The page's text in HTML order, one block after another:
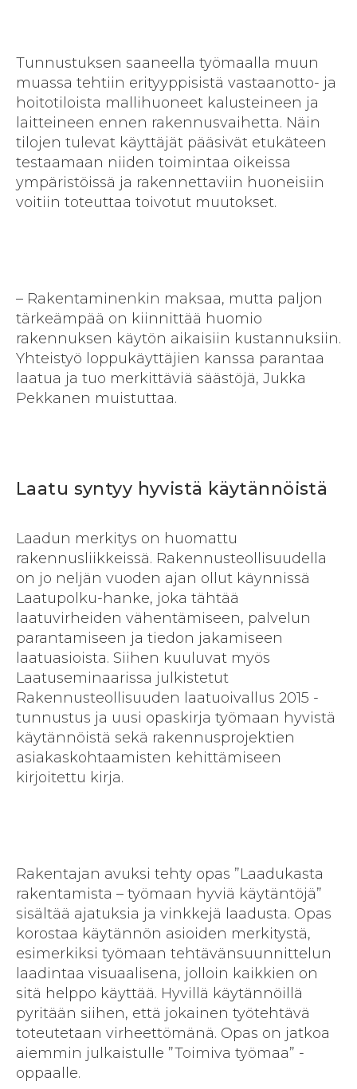
Tunnustuksen saaneella työmaalla muun
muassa tehtiin erityyppisistä vastaanotto- ja
hoitotiloista mallihuoneet kalusteineen ja
laitteineen ennen rakennusvaihetta. Näin
tilojen tulevat käyttäjät pääsivät etukäteen
testaamaan niiden toimintaa oikeissa
ympäristöissä ja rakennettaviin huoneisiin
voitiin toteuttaa toivotut muutokset.
– Rakentaminenkin maksaa, mutta paljon
tärkeämpää on kiinnittää huomio
rakennuksen käytön aikaisiin kustannuksiin.
Yhteistyö loppukäyttäjien kanssa parantaa
laatua ja tuo merkittäviä säästöjä, Jukka
Pekkanen muistuttaa.
Laatu syntyy hyvistä käytännöistä
Laadun merkitys on huomattu
rakennusliikkeissä. Rakennusteollisuudella
on jo neljän vuoden ajan ollut käynnissä
Laatupolku-hanke, joka tähtää
laatuvirheiden vähentämiseen, palvelun
parantamiseen ja tiedon jakamiseen
laatuasioista. Siihen kuuluvat myös
Laatuseminaarissa julkistetut
Rakennusteollisuuden laatuoivallus 2015 -
tunnustus ja uusi opaskirja työmaan hyvistä
käytännöistä sekä rakennusprojektien
asiakaskohtaamisten kehittämiseen
kirjoitettu kirja.
Rakentajan avuksi tehty opas ”Laadukasta
rakentamista – työmaan hyviä käytäntöjä”
sisältää ajatuksia ja vinkkejä laadusta. Opas
korostaa käytännön asioiden merkitystä,
esimerkiksi työmaan tehtävänsuunnittelun
laadintaa visuaalisena, jolloin kaikkien on
sitä helppo käyttää. Hyvillä käytännöillä
pyritään siihen, että jokainen työtehtävä
toteutetaan virheettömänä. Opas on jatkoa
aiemmin julkaistulle ”Toimiva työmaa” -
oppaalle.